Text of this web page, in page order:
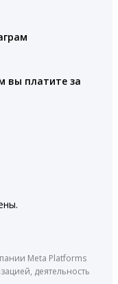
вы платите за
Meta Platforms
деятельность